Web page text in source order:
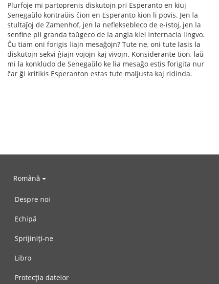
Plurfoje mi partoprenis diskutojn pri Esperanto en kiuj
Senegaŭlo kontraŭis ĉion en Esperanto kion li povis. Jen la
stultaĵoj de Zamenhof, jen la nefleksebleco de e-istoj, jen la
senfine pli granda taŭgeco de la angla kiel internacia lingvo.
Ĉu tiam oni forigis liajn mesaĝojn? Tute ne, oni tute lasis la
diskutojn sekvi ĝiajn vojojn kaj vivojn. Konsiderante tion, laŭ
mi la konkludo de Senegaŭlo ke lia mesaĝo estis forigita nur
ĉar ĝi kritikis Esperanton estas tute maljusta kaj ridinda.
Română
Despre noi
Echipă
Sprijiniți-ne
Libro
Protecția datelor